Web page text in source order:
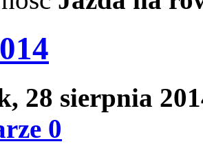
28 sierpnia
0